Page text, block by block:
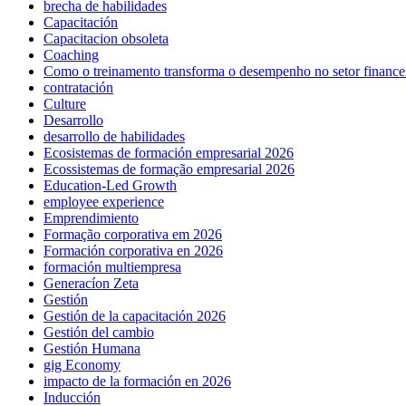
brecha de habilidades
Capacitación
Capacitacion obsoleta
Coaching
Como o treinamento transforma o desempenho no setor
contratación
Culture
Desarrollo
desarrollo de habilidades
Ecosistemas de formación empresarial 2026
Ecossistemas de formação empresarial 2026
Education-Led Growth
employee experience
Emprendimiento
Formação corporativa em 2026
Formación corporativa en 2026
formación multiempresa
Generacíon Zeta
Gestión
Gestión de la capacitación 2026
Gestión del cambio
Gestión Humana
gig Economy
impacto de la formación en 2026
Inducción